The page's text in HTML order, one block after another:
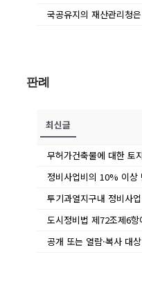
판례
최신글
공개 또는 열람·복사 대상